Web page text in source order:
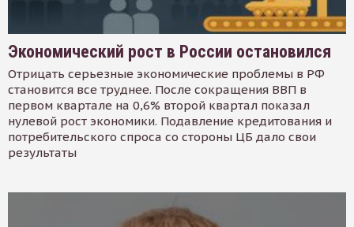
Экономический рост в России остановился
Отрицать серьезные экономические проблемы в РФ
становится все труднее. После сокращения ВВП в
первом квартале на 0,6% второй квартал показал
нулевой рост экономики. Подавление кредитования и
потребительского спроса со стороны ЦБ дало свои
результаты